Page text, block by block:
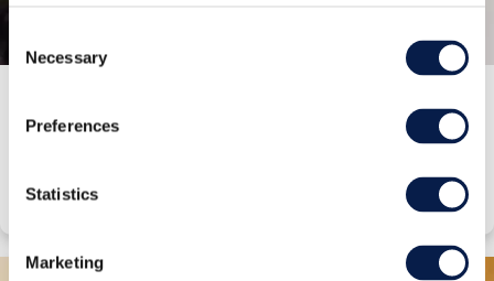
Selection
Necessary
Preferences
Statistics
Marketing
Erfahren Sie, wie wir mit unseren Innovationen und Investitionen in